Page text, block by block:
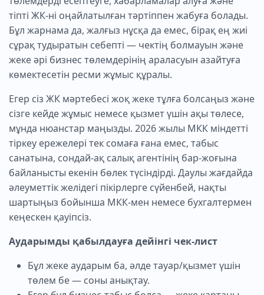
тіпті ЖК-ні оңайлатылған тәртіппен жабуға болады.
Бұл жарнама да, жалғыз нұсқа да емес, бірақ ең жиі
сұрақ тудыратын себепті — чектің болмауын және
жеке әрі бизнес төлемдерінің араласуын азайтуға
көмектесетін ресми жұмыс құралы.
Егер сіз ЖК мәртебесі жоқ жеке тұлға болсаңыз және
сізге кейде жұмыс немесе қызмет үшін ақы төлесе,
мұнда нюанстар маңызды. 2026 жылы МКК міндетті
тіркеу ережелері тек сомаға ғана емес, табыс
санатына, сондай-ақ салық агентінің бар-жоғына
байланысты екенін бөлек түсіндірді. Даулы жағдайда
әлеуметтік желідегі пікірлерге сүйенбей, нақты
шартыңыз бойынша МКК-мен немесе бухгалтермен
кеңескен қауіпсіз.
Аударымды қабылдауға дейінгі чек-лист
Бұл жеке аударым ба, әлде тауар/қызмет үшін
төлем бе — соны анықтау.